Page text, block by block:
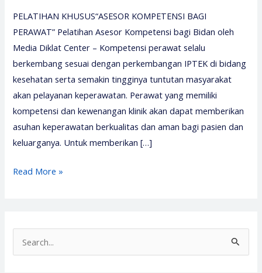
PELATIHAN KHUSUS“ASESOR KOMPETENSI BAGI
PERAWAT” Pelatihan Asesor Kompetensi bagi Bidan oleh
Media Diklat Center – Kompetensi perawat selalu
berkembang sesuai dengan perkembangan IPTEK di bidang
kesehatan serta semakin tingginya tuntutan masyarakat
akan pelayanan keperawatan. Perawat yang memiliki
kompetensi dan kewenangan klinik akan dapat memberikan
asuhan keperawatan berkualitas dan aman bagi pasien dan
keluarganya. Untuk memberikan […]
Pelatihan
Read More »
e